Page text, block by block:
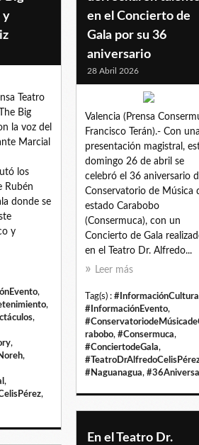
y
Teatro
Big
la voz del
Marcial
los
Rubén
donde se
y
,
,
,
,
,
,
,
en el Concierto de
Gala por su 36
aniversario
28 Abril 2026
Valencia (Prensa
Francisco Terán).- Con una
presentación magistral,
domingo 26 de abril se
celebró el 36 aniversario
Conservatorio de Música
estado Carabobo
(Consermuca), con un
Concierto de Gala
en el Teatro Dr. Alfredo...
Leer más
Tag(s) : #InformaciónCultural
#InformaciónEvento,
rabobo, #Consermuca,
#ConciertodeGala,
#Naguanagua,
En el Teatro Dr.